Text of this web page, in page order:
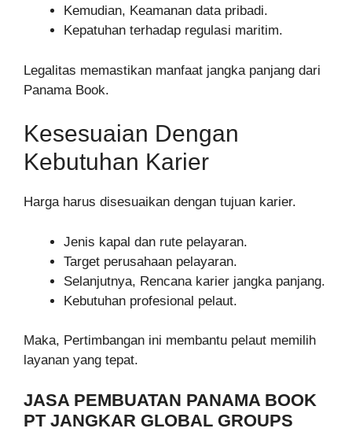
Kemudian, Keamanan data pribadi.
Kepatuhan terhadap regulasi maritim.
Legalitas memastikan manfaat jangka panjang dari
Panama Book.
Kesesuaian Dengan
Kebutuhan Karier
Harga harus disesuaikan dengan tujuan karier.
Jenis kapal dan rute pelayaran.
Target perusahaan pelayaran.
Selanjutnya, Rencana karier jangka panjang.
Kebutuhan profesional pelaut.
Maka, Pertimbangan ini membantu pelaut memilih
layanan yang tepat.
JASA PEMBUATAN PANAMA BOOK
PT JANGKAR GLOBAL GROUPS